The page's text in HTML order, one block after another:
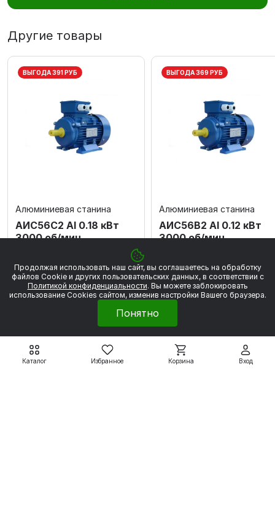
Каталог Избранное Корзина Вход
Другие товары
ВЫГОДА 391 РУБ
Алюминиевая станина
АИС56C2 Al 0.18 кВт
3000 об/мин
3 908 ₽
Подробнее
ВЫГОДА 369 РУБ
Алюминиевая станина
АИС56В2 Al 0.12 кВт
3000 об/мин
3 687 ₽
Подробнее
Электродвигатели
Продолжая использовать наш сайт, вы соглашаетесь на обработку
файлов Сookie и других пользовательских данных, в соответствии с
Политикой конфиденциальности. Вы можете заблокировать
использование Cookies сайтом, изменив настройки Вашего браузера.
Понятно